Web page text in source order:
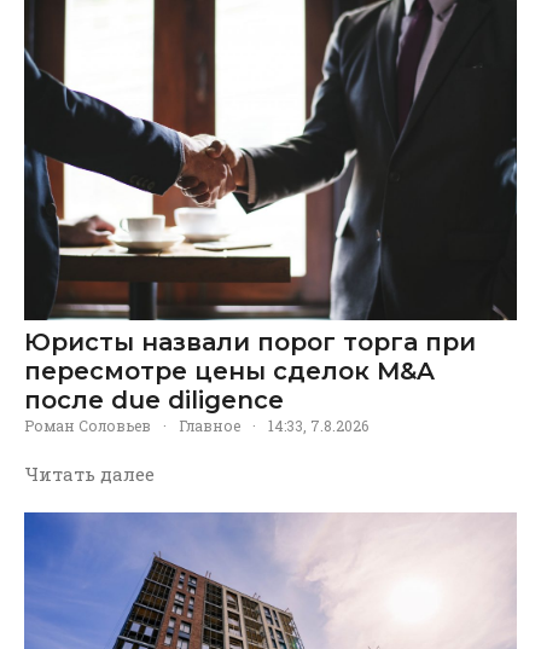
Юристы назвали порог торга при
пересмотре цены сделок M&A
после due diligence
Роман Соловьев · Главное · 14:33, 7.8.2026
Читать далее